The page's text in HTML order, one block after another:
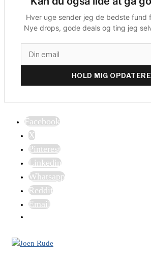
Hver uge sender jeg de bedste fund
Nye drops, gode deals og ting jeg
HOLD MIG
Facebook
X
Pinterest
Linkedin
Whatsapp
Reddit
Email